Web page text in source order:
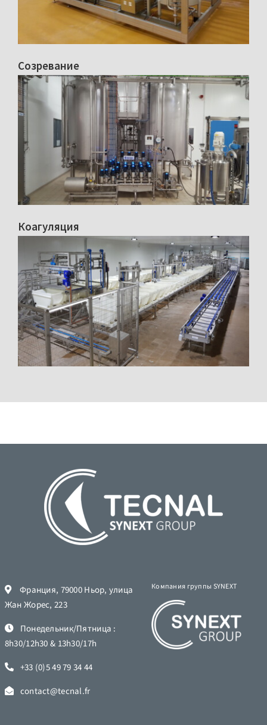
Созревание
Коагуляция
Франция, 79000 Ньор, улица
Жан Жорес, 223
Понедельник/Пятница :
8h30/12h30 & 13h30/17h
+33 (0)5 49 79 34 44
contact@tecnal.fr
Компания группы SYNEXT